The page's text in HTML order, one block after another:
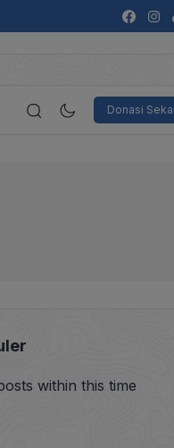
Donasi
within this time